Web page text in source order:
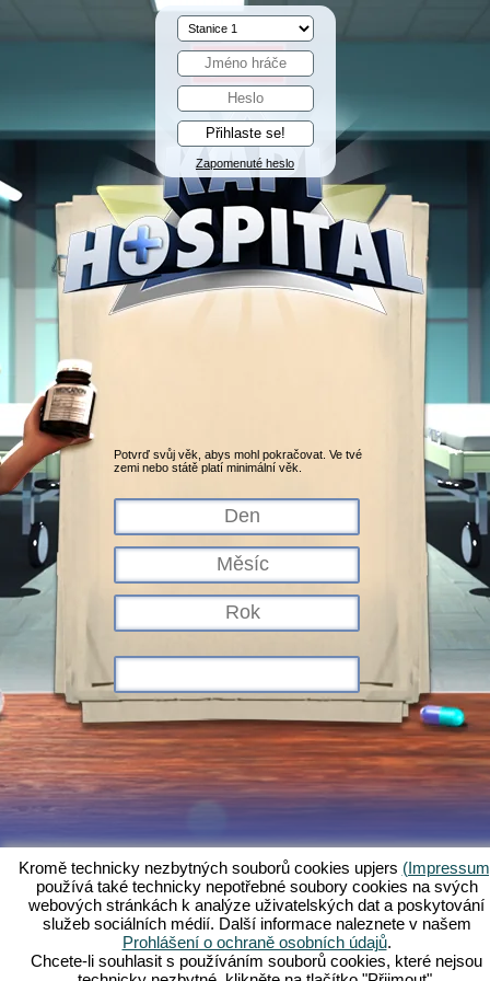
Zapomenuté heslo
Potvrď svůj věk, abys mohl pokračovat. Ve tvé
zemi nebo státě platí minimální věk.
Co je Kapi Hospital? Příběh Charakteristika
Snímky obrazovky
Pravidla
Fórum Podmínky Ochrana údajů
Právní ustanovení
Zákaznická podpora a služby
Webové hry - Upjers.com
Spravovat cookies
Kromě technicky nezbytných souborů cookies upjers
používá také technicky nepotřebné soubory cookies na svých
webových stránkách k analýze uživatelských dat a poskytování
služeb sociálních médií. Další informace naleznete v našem
Prohlášení o ochraně osobních údajů.
Chcete-li souhlasit s používáním souborů cookies, které nejsou